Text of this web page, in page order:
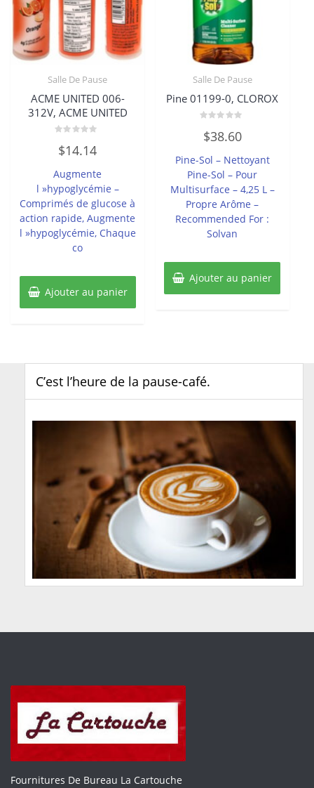
Salle De Pause
ACME UNITED 006-
312V, ACME UNITED
0
sur
$14.14
Augmente
l »hypoglycémie –
Comprimés de glucose à
action rapide, Augmente
l »hypoglycémie, Chaque
co
Ajouter au panier
Salle De Pause
Pine 01199-0, CLOROX
0
sur
$38.60
Pine-Sol – Nettoyant
Pine-Sol – Pour
Multisurface – 4,25 L –
Propre Arôme –
Recommended For :
Solvan
Ajouter au panier
C’est l’heure de la pause-café.
Fournitures De Bureau La Cartouche